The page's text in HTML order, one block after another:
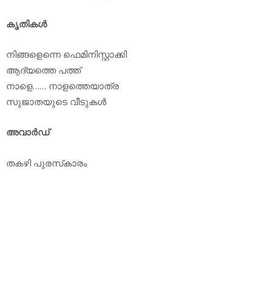
കൃതികള്‍
നിങ്ങളെന്നെ ഫെമിനിസ്റ്റാക്കി
ആദ്യത്തെ പത്ത്
നാളെ…… നാളത്തെയാത്ര
സുജാതയുടെ വീടുകള്‍
അവാര്‍ഡ്
തകഴി പുരസ്‌കാരം